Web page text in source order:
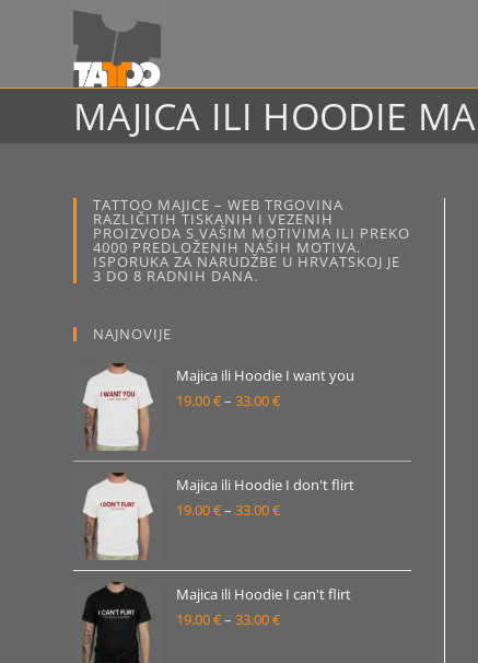
MAJICA ILI HOODIE
TATTOO MAJICE – WEB TRGOVINA
RAZLIČITIH TISKANIH I VEZENIH
PROIZVODA S VAŠIM MOTIVIMA ILI PREKO
4000 PREDLOŽENIH NAŠIH MOTIVA.
ISPORUKA ZA NARUDŽBE U HRVATSKOJ JE
3 DO 8 RADNIH DANA.
NAJNOVIJE
Majica ili Hoodie I want you
19.00€– 33.00€Raspon
od
19.00 €
do
Majica ili Hoodie I don't flirt
19.00€– 33.00€Raspon
od
19.00 €
do
Majica ili Hoodie I can't flirt
19.00€– 33.00€Raspon